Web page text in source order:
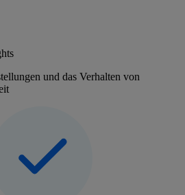
und das Verhalten von